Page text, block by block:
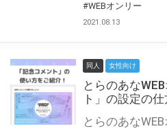
#WEBオンリー
2021.08.13
同人 女性向け
とらのあな
ト」の設定の